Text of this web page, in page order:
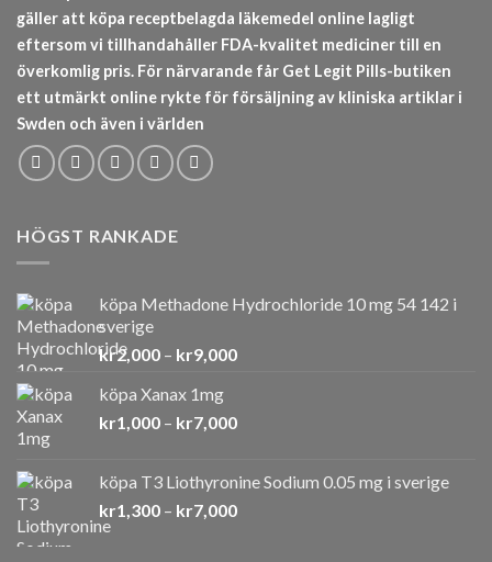
gäller att köpa receptbelagda läkemedel online lagligt
eftersom vi tillhandahåller FDA-kvalitet mediciner till en
överkomlig pris. För närvarande får Get Legit Pills-butiken
ett utmärkt online rykte för försäljning av kliniska artiklar i
Swden och även i världen
HÖGST RANKADE
köpa Methadone Hydrochloride 10 mg 54 142 i
sverige
kr2,000 – kr9,000Prisintervall:
kr9,000
köpa Xanax 1mg
kr1,000 – kr7,000Prisintervall:
kr7,000
köpa T3 Liothyronine Sodium 0.05 mg i sverige
kr1,300 – kr7,000Prisintervall: